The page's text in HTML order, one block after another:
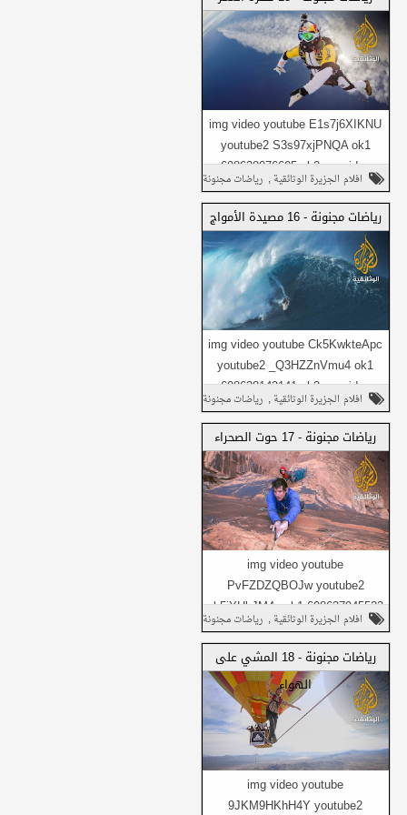
شارك في واتساب
شارك هذا مع
أصدقائك
شارك على فيسبوك
شارك على تويتر
شارك في واتساب
img video youtube E1s7j6XIKNU
youtube2 S3s97xjPNQA ok1
698638076605 ok2 no_video
Daily1 no_video Dail...
افلام الجزيرة الوثائقية , رياضات مجنونة
,وثائقي
شارك هذا مع
أصدقائك
شارك على فيسبوك
شارك على تويتر
شارك في واتساب
رياضات مجنونة - 16 مصيدة الأمواج
img video youtube Ck5KwkteApc
youtube2 _Q3HZZnVmu4 ok1
698638142141 ok2 no_video
Daily1 no_video Dail...
افلام الجزيرة الوثائقية , رياضات مجنونة
,وثائقي
شارك هذا مع
أصدقائك
شارك على فيسبوك
شارك على تويتر
شارك في واتساب
رياضات مجنونة - 17 حوت الصحراء
img video youtube
PvFZDZQBOJw youtube2
vb5jYHbJM4s ok1 698637945533
ok2 no_video Daily1 no_video
Da...
افلام الجزيرة الوثائقية , رياضات مجنونة
,وثائقي
شارك هذا مع
أصدقائك
رياضات مجنونة - 18 المشي على
الهواء
img video youtube
9JKM9HKhH4Y youtube2